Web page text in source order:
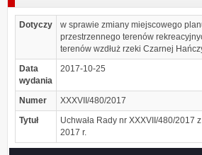
Dotyczy
w sprawie zmiany miejscowego
przestrzennego terenów
terenów wzdłuż rzeki Czarnej
Data
wydania
2017-10-25
Numer
XXXVII/480/2017
Tytuł
Uchwała Rady nr XXXVII/480/2017
2017 r.